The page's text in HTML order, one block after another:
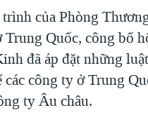
CHIẾN TRANH TẠI DẢI GAZA
VÀNH ĐAI & CON ĐƯỜNG
NẠN THẾ GIỚI
BÌNH - NGƯỜI HẠ 'BÊN
khác
của Phòng
Trung Quốc, công bố
đã áp đặt những
các công ty ở Trung
ty Âu châu.